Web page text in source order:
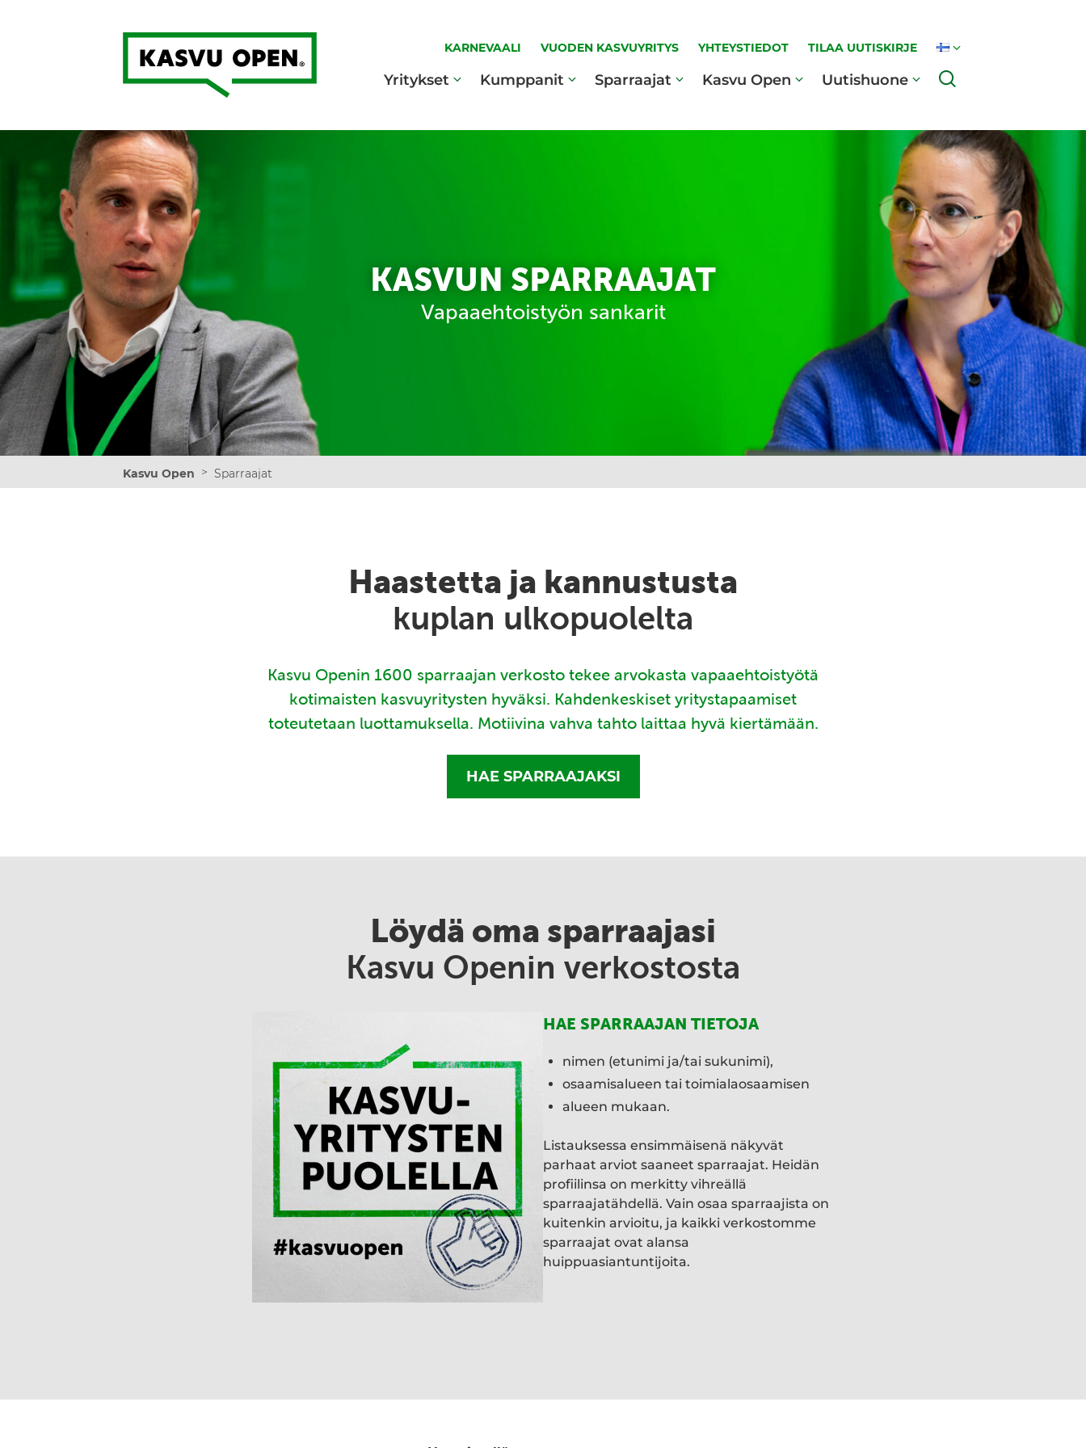
Kasvu Open
KARNEVAALI VUODEN KASVUYRITYS YHTEYSTIEDOT TILAA UUTISKIRJE
Yritykset Kumppanit Sparraajat Kasvu Open Uutishuone
KASVUN SPARRAAJAT
Vapaaehtoistyön sankarit
Kasvu Open > Sparraajat
Haastetta ja kannustusta
kuplan ulkopuolelta
Kasvu Openin 1600 sparraajan verkosto tekee arvokasta vapaaehtoistyötä
kotimaisten kasvuyritysten hyväksi. Kahdenkeskiset yritystapaamiset
toteutetaan luottamuksella. Motiivina vahva tahto laittaa hyvä kiertämään.
HAE SPARRAAJAKSI
Löydä oma sparraajasi
Kasvu Openin verkostosta
HAE SPARRAAJAN TIETOJA
nimen (etunimi ja/tai sukunimi),
osaamisalueen tai toimialaosaamisen
alueen mukaan.
Listauksessa ensimmäisenä näkyvät
parhaat arviot saaneet sparraajat. Heidän
profiilinsa on merkitty vihreällä
sparraajatähdellä. Vain osaa sparraajista on
kuitenkin arvioitu, ja kaikki verkostomme
sparraajat ovat alansa
huippuasiantuntijoita.